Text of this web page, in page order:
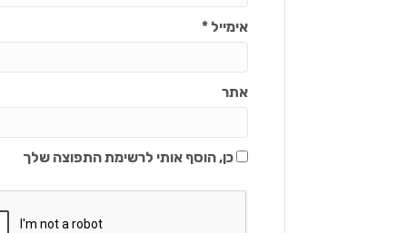
אימייל*
אתר
כן, הוסף אותי לרשימת התפוצה שלך